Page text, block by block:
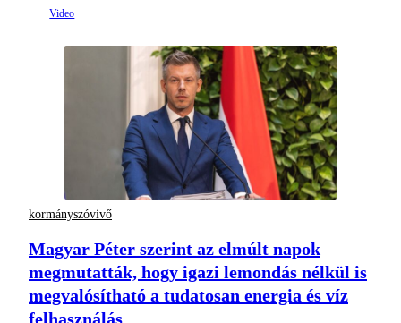
kormányszóvivő
Magyar Péter szerint az elmúlt napok
megmutatták, hogy igazi lemondás nélkül is
megvalósítható a tudatosan energia és víz
felhasználás